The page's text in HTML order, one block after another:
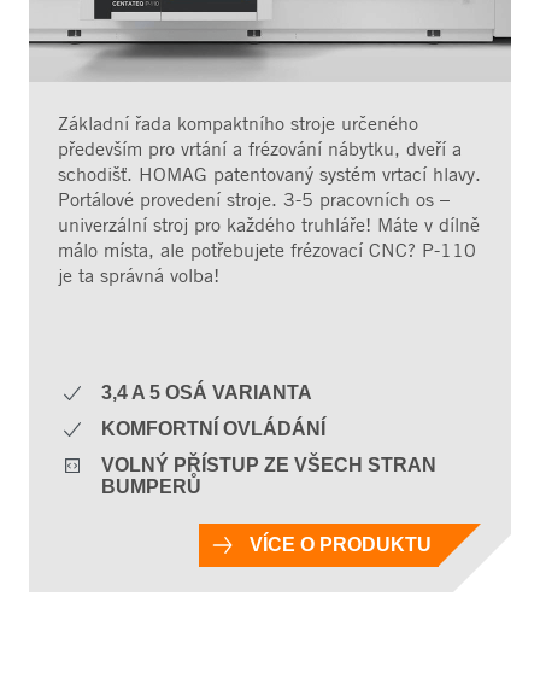
Základní řada kompaktního stroje určeného
především pro vrtání a frézování nábytku, dveří a
schodišť. HOMAG patentovaný systém vrtací hlavy.
Portálové provedení stroje. 3-5 pracovních os –
univerzální stroj pro každého truhláře! Máte v dílně
málo místa, ale potřebujete frézovací CNC? P-110
je ta správná volba!
3,4 A 5 OSÁ VARIANTA
KOMFORTNÍ OVLÁDÁNÍ
VOLNÝ PŘÍSTUP ZE VŠECH STRAN
BUMPERŮ
VÍCE O PRODUKTU